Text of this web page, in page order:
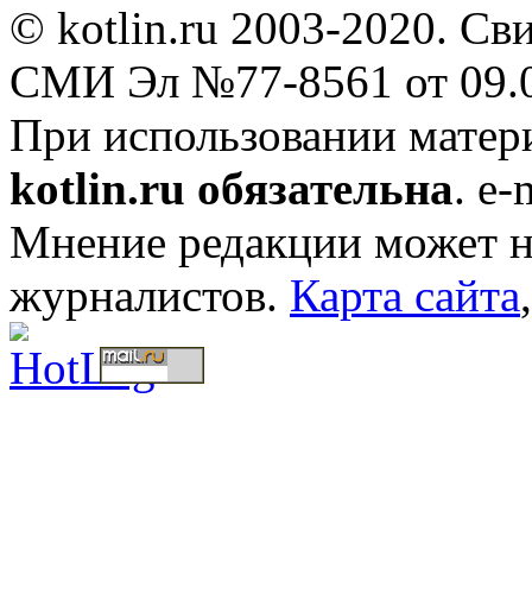
© kotlin.ru 2003-2020.
СМИ Эл №77-8561 от
При использовании
kotlin.ru обязательна. e-
Мнение редакции может
журналистов. Карта сайта